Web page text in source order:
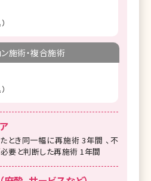
ン施術・複合施術
とき同一幅に再施術 3年間 、不
要と判断した再施術 1年間